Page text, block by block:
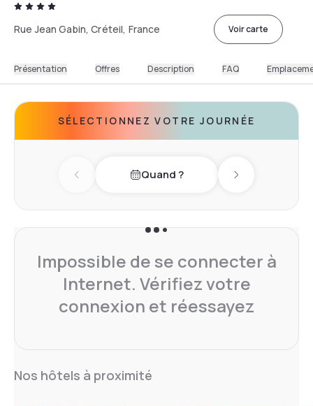
Rue Jean Gabin, Créteil, France Voir carte
Présentation Offres Description FAQ
SÉLECTIONNEZ VOTRE JOURNÉE
Previous dayQuand ? Next day
Impossible de se connecter à
Internet. Vérifiez votre
connexion et réessayez
Nos hôtels à proximité